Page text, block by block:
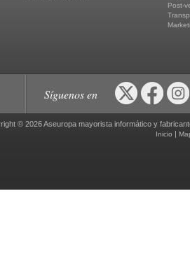
Post-
Síguenos en
© 2026 Aseuropa mayorista informático y
Inicio |